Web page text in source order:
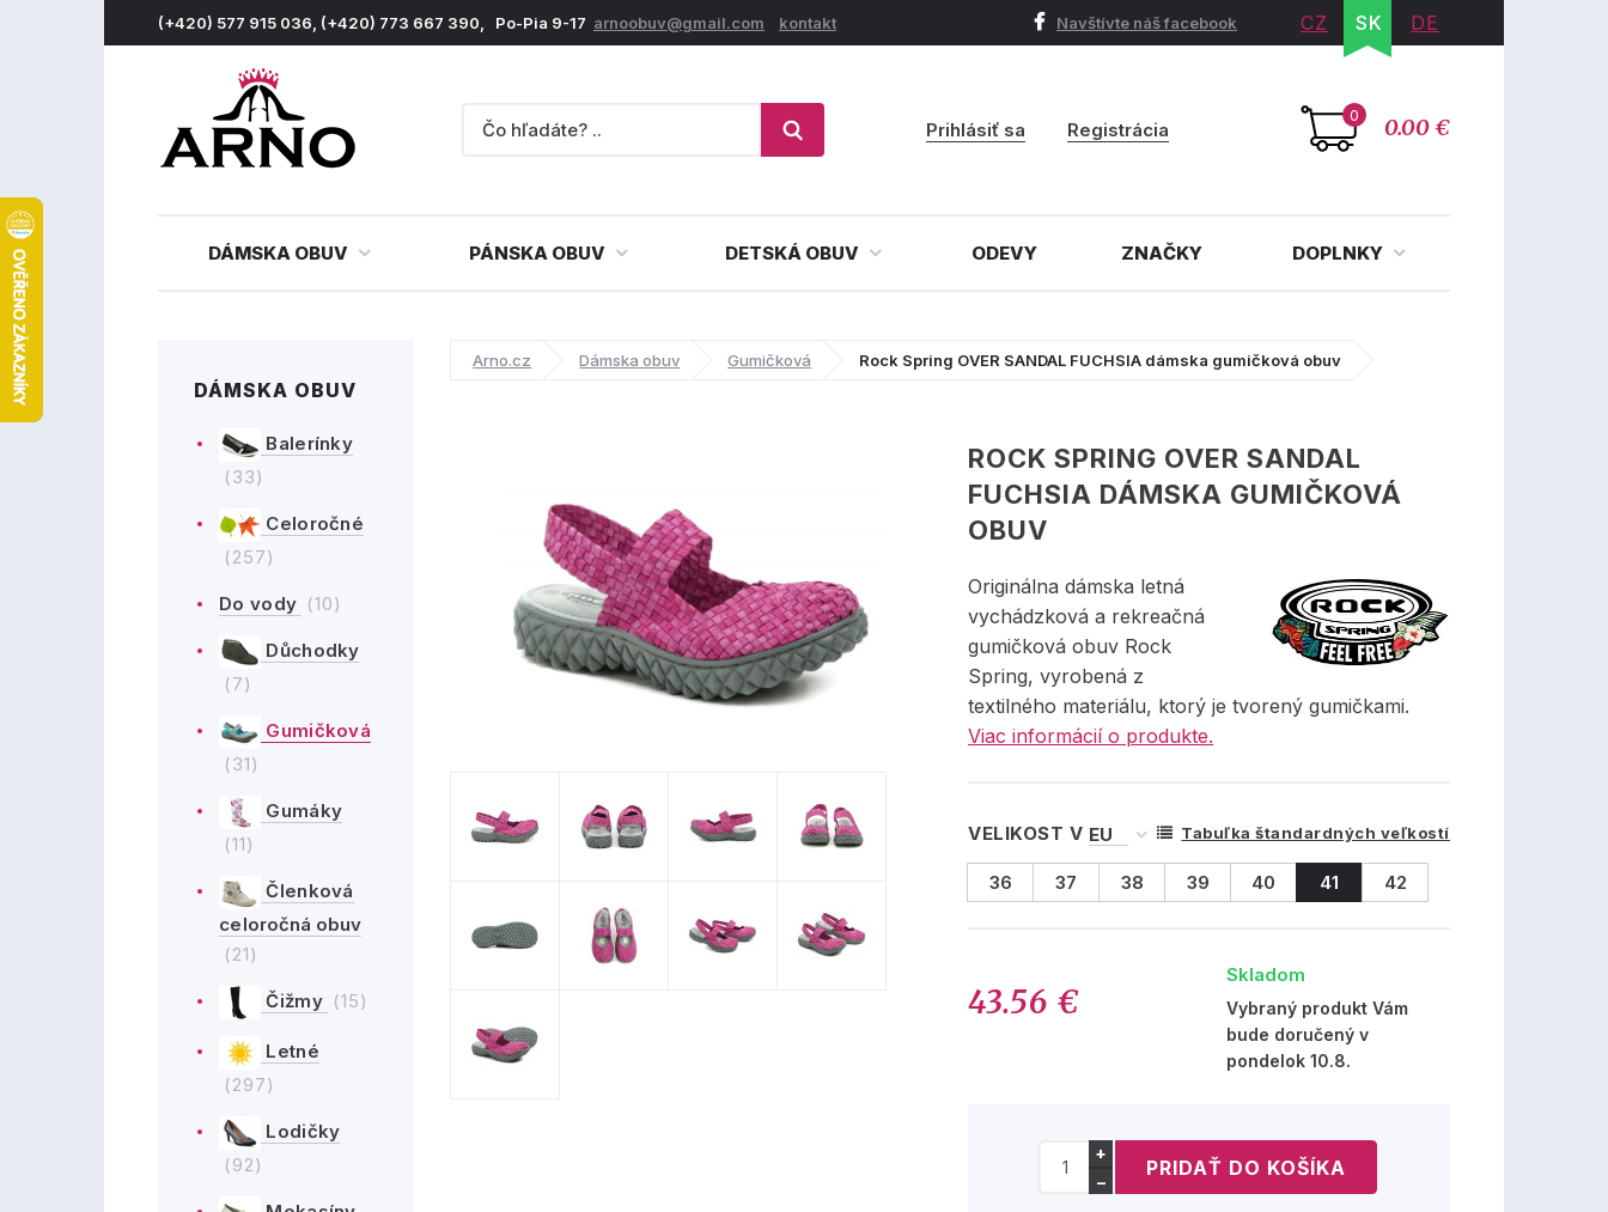
(+420) 577 915 036, (+420) 773 667 390, Po-Pia 9-17 arnoobuv@gmail.com kontakt Navštívte náš facebook CZ SK DE
0 0.00 €
Prihlásiť sa Registrácia
DÁMSKA OBUV PÁNSKA OBUV DETSKÁ OBUV ODEVY ZNAČKY DOPLNKY
DÁMSKA OBUV
Balerínky
(33)
Celoročné
(257)
Do vody (10)
Důchodky
(7)
Gumičková
(31)
Gumáky
(11)
Členková
celoročná obuv
(21)
Čižmy (15)
Letné
(297)
Lodičky
(92)
Arno.cz Dámska obuv Gumičková Rock Spring OVER SANDAL FUCHSIA dámska gumičková obuv
ROCK SPRING OVER SANDAL
FUCHSIA DÁMSKA GUMIČKOVÁ
OBUV
Originálna dámska letná
vychádzková a rekreačná
gumičková obuv Rock
Spring, vyrobená z
textilného materiálu, ktorý je tvorený gumičkami.
Viac informácií o produkte.
VELIKOST V Tabuľka štandardných veľkostí
36 37 38 39 40 41 42
43.56 €
Skladom
Vybraný produkt Vám
bude doručený v
pondelok 10.8.
+
−